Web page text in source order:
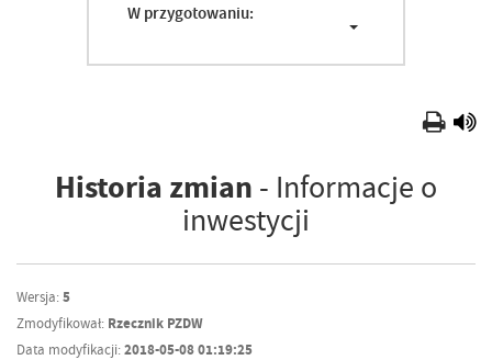
W przygotowaniu:
Historia zmian - Informacje o
inwestycji
Wersja:5
Zmodyfikował: Rzecznik PZDW
Data modyfikacji:2018-05-08 01:19:25